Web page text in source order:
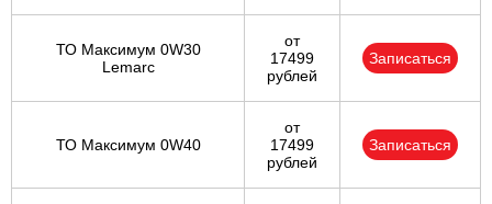
ТО Максимум 0W30
Lemarc
от
17499
рублей
Записаться
ТО Максимум 0W40
от
17499
рублей
Записаться